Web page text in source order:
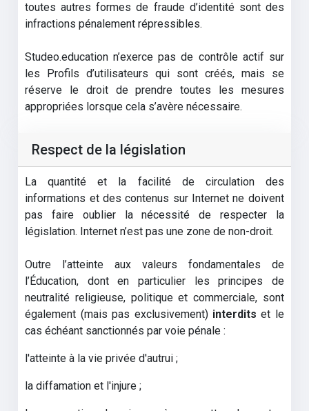
toutes autres formes de fraude d’identité sont des
infractions pénalement répressibles.
Studeo.education n’exerce pas de contrôle actif sur
les Profils d’utilisateurs qui sont créés, mais se
réserve le droit de prendre toutes les mesures
appropriées lorsque cela s’avère nécessaire.
Respect de la législation
La quantité et la facilité de circulation des
informations et des contenus sur Internet ne doivent
pas faire oublier la nécessité de respecter la
législation. Internet n’est pas une zone de non-droit.
Outre l’atteinte aux valeurs fondamentales de
l’Éducation, dont en particulier les principes de
neutralité religieuse, politique et commerciale, sont
également (mais pas exclusivement) interdits et le
cas échéant sanctionnés par voie pénale :
l'atteinte à la vie privée d'autrui ;
la diffamation et l'injure ;